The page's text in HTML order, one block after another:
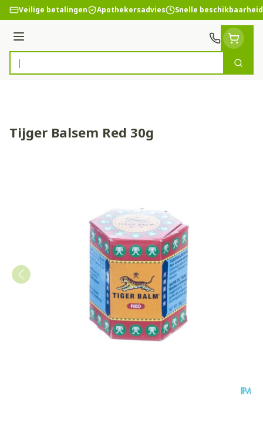
Ga naar de inhoud
Veilige betalingen Apothekersadvies Snelle beschikbaarheid
Menu
Product, merk, categorie...
Zoek
Tijger Balsem Red 30g